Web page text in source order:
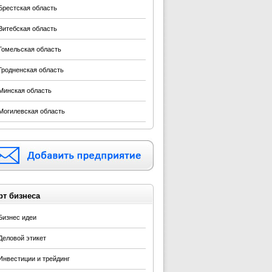
область
область
область
область
область
область
бизнеса
идеи
этикет
и трейдинг